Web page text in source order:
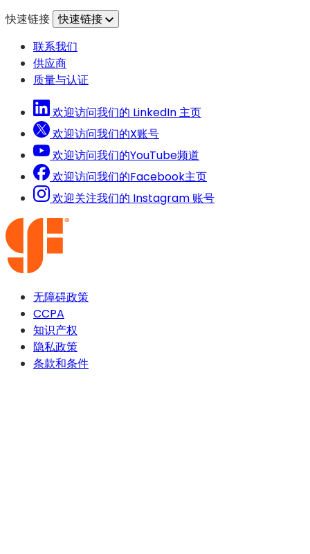
快速链接
快速链接
联系我们
供应商
质量与认证
欢迎访问我们的 LinkedIn 主页
欢迎访问我们的X账号
欢迎访问我们的YouTube频道
欢迎访问我们的Facebook主页
欢迎关注我们的 Instagram 账号
无障碍政策
CCPA
知识产权
隐私政策
条款和条件